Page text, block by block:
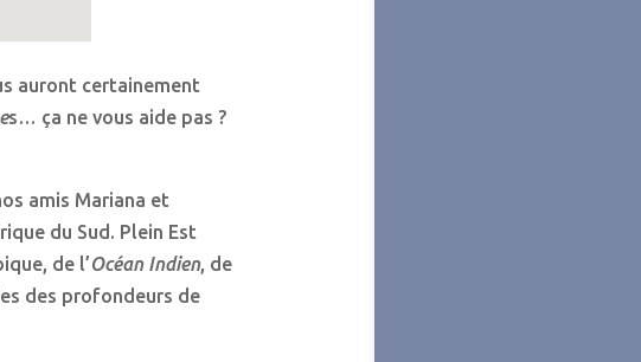
auront certainement
s… ça ne vous aide pas ?
amis Mariana et
du Sud. Plein Est
de l’Océan Indien, de
des profondeurs de